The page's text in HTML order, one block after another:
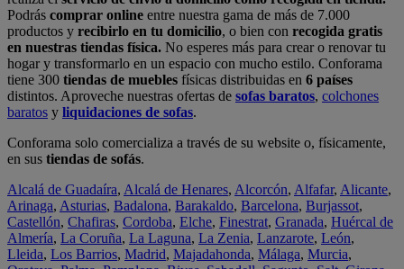
Podrás comprar online entre nuestra gama de más de 7.000
productos y recibirlo en tu domicilio, o bien con recogida gratis
en nuestras tiendas física. No esperes más para crear o renovar tu
hogar y transformarlo en un espacio con mucho estilo. Conforama
tiene 300 tiendas de muebles físicas distribuidas en 6 países
distintos. Aproveche nuestras ofertas de sofas baratos, colchones
baratos y liquidaciones de sofas.
Conforama solo comercializa a través de su website o, físicamente,
en sus tiendas de sofás.
Alcalá de Guadaíra, Alcalá de Henares, Alcorcón, Alfafar, Alicante,
Arinaga, Asturias, Badalona, Barakaldo, Barcelona, Burjassot,
Castellón, Chafiras, Cordoba, Elche, Finestrat, Granada, Huércal de
Almería, La Coruña, La Laguna, La Zenia, Lanzarote, León,
Lleida, Los Barrios, Madrid, Majadahonda, Málaga, Murcia,